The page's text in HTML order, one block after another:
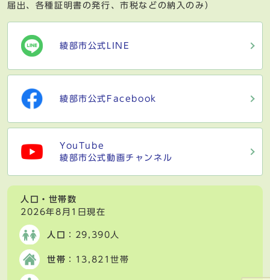
届出、各種証明書の発行、市税などの納入のみ）
綾部市公式LINE
綾部市公式Facebook
YouTube
綾部市公式動画チャンネル
人口・世帯数
2026年8月1日現在
人口 ：29,390人
世帯 ：13,821世帯